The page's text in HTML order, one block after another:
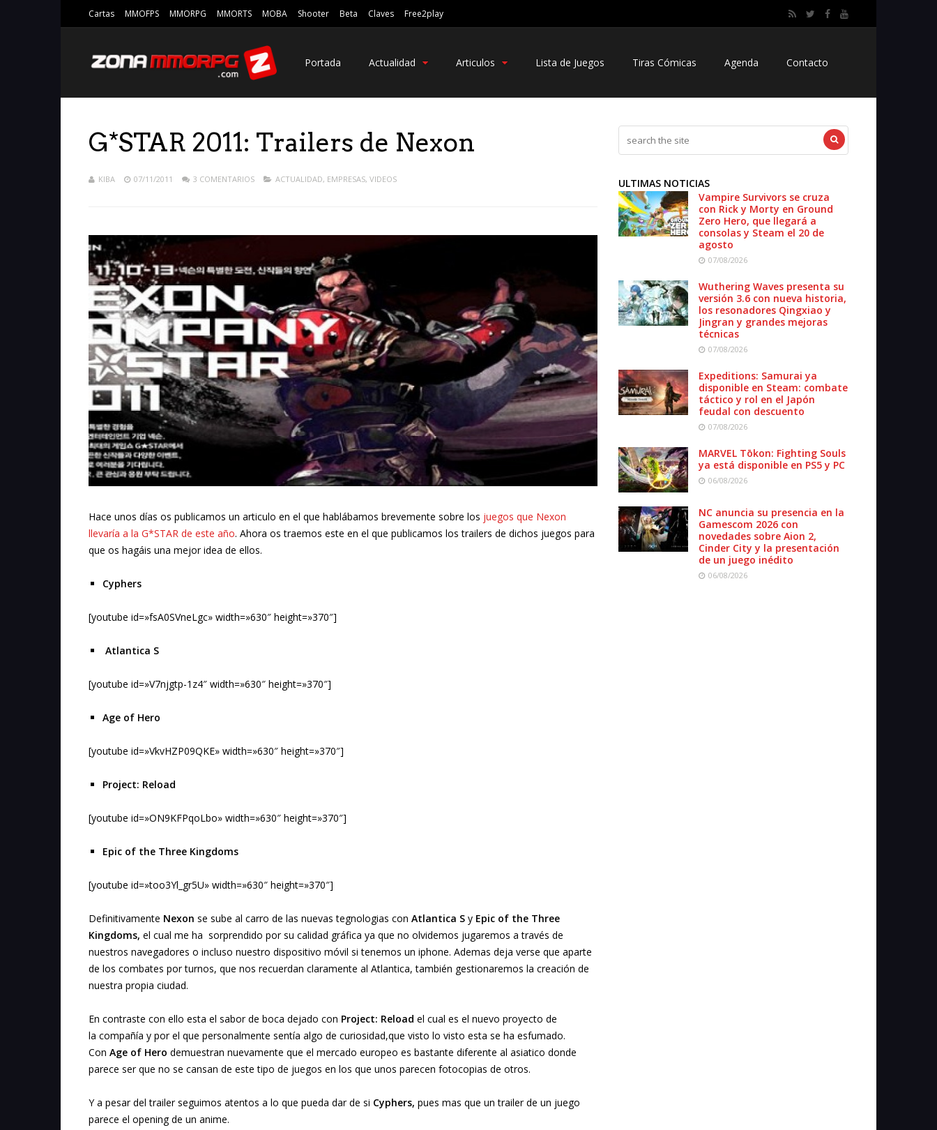
Cartas MMOFPS MMORPG MMORTS MOBA Shooter Beta Claves Free2play
Portada Actualidad Articulos Lista de Juegos Tiras Cómicas Agenda Contacto
G*STAR 2011: Trailers de Nexon
KIBA 07/11/2011 3 COMENTARIOS ACTUALIDAD, EMPRESAS, VIDEOS
Hace unos días os publicamos un articulo en el que hablábamos brevemente sobre los juegos que Nexon
llevaría a la G*STAR de este año. Ahora os traemos este en el que publicamos los trailers de dichos juegos para
que os hagáis una mejor idea de ellos.
Cyphers
[youtube id=»fsA0SVneLgc» width=»630″ height=»370″]
Atlantica S
[youtube id=»V7njgtp-1z4″ width=»630″ height=»370″]
Age of Hero
[youtube id=»VkvHZP09QKE» width=»630″ height=»370″]
Project: Reload
[youtube id=»ON9KFPqoLbo» width=»630″ height=»370″]
Epic of the Three Kingdoms
[youtube id=»too3Yl_gr5U» width=»630″ height=»370″]
Definitivamente Nexon se sube al carro de las nuevas tegnologias con Atlantica S y Epic of the Three
Kingdoms, el cual me ha sorprendido por su calidad gráfica ya que no olvidemos jugaremos a través de
nuestros navegadores o incluso nuestro dispositivo móvil si tenemos un iphone. Ademas deja verse que aparte
de los combates por turnos, que nos recuerdan claramente al Atlantica, también gestionaremos la creación de
nuestra propia ciudad.
En contraste con ello esta el sabor de boca dejado con Project: Reload el cual es el nuevo proyecto de
la compañía y por el que personalmente sentía algo de curiosidad,que visto lo visto esta se ha esfumado.
Con Age of Hero demuestran nuevamente que el mercado europeo es bastante diferente al asiatico donde
parece ser que no se cansan de este tipo de juegos en los que unos parecen fotocopias de otros.
Y a pesar del trailer seguimos atentos a lo que pueda dar de si Cyphers, pues mas que un trailer de un juego
parece el opening de un anime.
ULTIMAS NOTICIAS
Vampire Survivors se cruza
con Rick y Morty en Ground
Zero Hero, que llegará a
consolas y Steam el 20 de
agosto
07/08/2026
Wuthering Waves presenta su
versión 3.6 con nueva historia,
los resonadores Qingxiao y
Jingran y grandes mejoras
técnicas
07/08/2026
Expeditions: Samurai ya
disponible en Steam: combate
táctico y rol en el Japón
feudal con descuento
07/08/2026
MARVEL Tōkon: Fighting Souls
ya está disponible en PS5 y PC
06/08/2026
NC anuncia su presencia en la
Gamescom 2026 con
novedades sobre Aion 2,
Cinder City y la presentación
de un juego inédito
06/08/2026